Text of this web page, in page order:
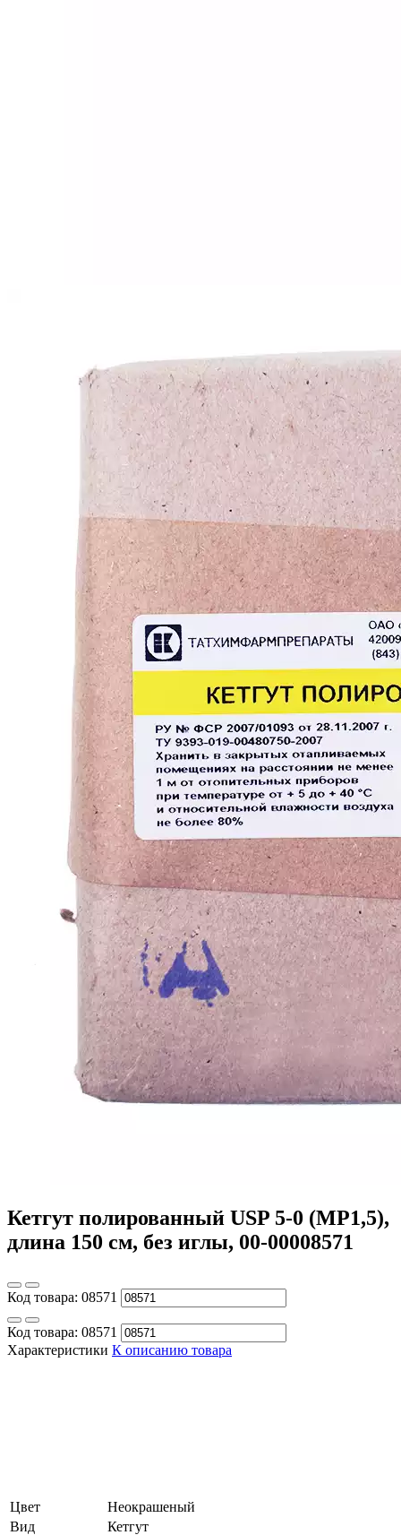
Кетгут полированный USP 5-0 (МР1,5),
длина 150 см, без иглы, 00-00008571
Код товара: 08571
Код товара: 08571
Характеристики К описанию товара
Цвет
Неокрашеный
Вид
Кетгут